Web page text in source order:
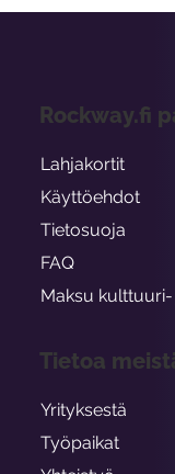
Rockway.fi
Lahjakortit
Käyttöehdot
Tietosuoja
FAQ
Maksu
Tietoa
Yrityksestä
Työpaikat